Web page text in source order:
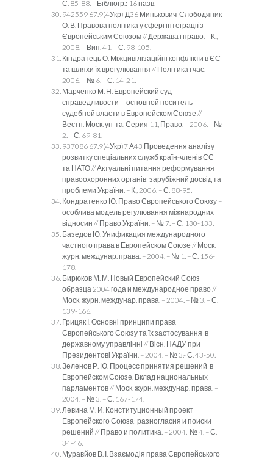
С. 85-88. – Бібліогр.: 16 назв.
942559 67.9(4Укр) Д36 Минькович-Слободяник
О. В. Правова політика у сфері інтеграції з
Європейським Союзом // Держава і право. – К.,
2008. – Вип. 41. – С. 98-105.
Кіндратець О. Міжцивілізаційні конфлікти в ЄС
та шляхи їх врегулювання // Політика і час. –
2006. – № 6. – С. 14-21.
Марченко М. Н. Европейский суд
справедливости – основной носитель
судебной власти в Европейском Союзе //
Вестн. Моск. ун-та. Серия 11, Право. – 2006. – №
2. – С. 69-81.
937086 67.9(4Укр)7 А43 Проведення аналізу
розвитку спеціальних служб країн-членів ЄС
та НАТО // Актуальні питання реформування
правоохоронних органів: зарубіжний досвід та
проблеми України. – К., 2006. – С. 88-95.
Кондратенко Ю. Право Європейського Союзу –
особлива модель регулювання міжнародних
відносин // Право України. – № 7. – С. 130-133.
Базедов Ю. Унификация международного
частного права в Европейском Союзе // Моск.
журн. междунар. права. – 2004. – № 1. – С. 156-
178.
Бирюков М. М. Новый Европейский Союз
образца 2004 года и международное право //
Моск. журн. междунар. права. – 2004. – № 3. – С.
139-166.
Грицяк І. Основні принципи права
Європейського Союзу та їх застосування в
державному управлінні // Вісн. НАДУ при
Президентові України. – 2004. – № 3.- С. 43-50.
Зеленов Р. Ю. Процесс принятия решений в
Европейском Союзе. Вклад национальных
парламентов // Моск. журн. междунар. права. –
2004. – № 3. – С. 167-174.
Левина М. И. Конституционный проект
Европейского Союза: разногласия и поиски
решений // Право и политика. – 2004. № 4. – С.
34-46.
Муравйов В. І. Взаємодія права Європейського